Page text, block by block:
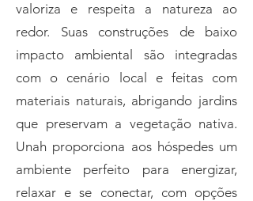
valoriza e respeita a natureza ao
redor. Suas construções de baixo
impacto ambiental são integradas
com o cenário local e feitas com
materiais naturais, abrigando jardins
que preservam a vegetação nativa.
Unah proporciona aos hóspedes um
ambiente perfeito para energizar,
relaxar e se conectar, com opções